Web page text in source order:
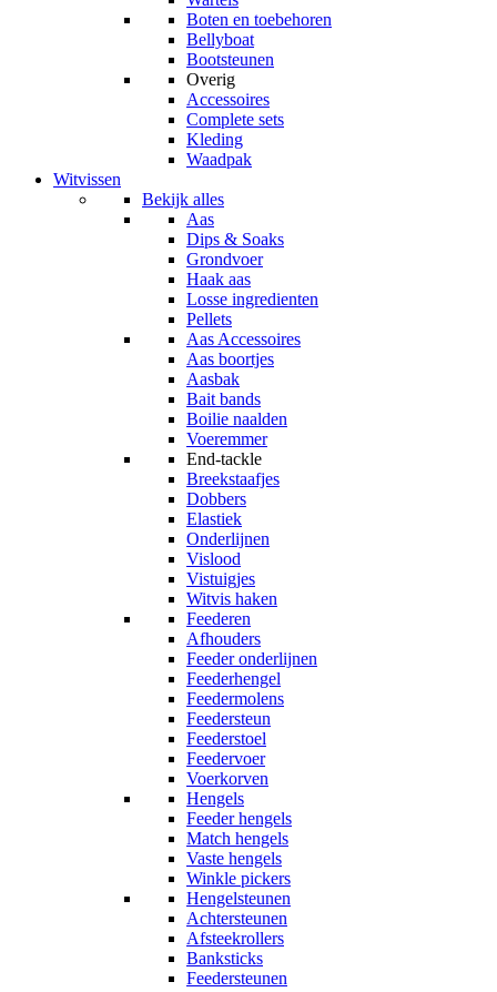
Boten en toebehoren
Bellyboat
Bootsteunen
Overig
Accessoires
Complete sets
Kleding
Waadpak
Witvissen
Bekijk alles
Aas
Dips & Soaks
Grondvoer
Haak aas
Losse ingredienten
Pellets
Aas Accessoires
Aas boortjes
Aasbak
Bait bands
Boilie naalden
Voeremmer
End-tackle
Breekstaafjes
Dobbers
Elastiek
Onderlijnen
Vislood
Vistuigjes
Witvis haken
Feederen
Afhouders
Feeder onderlijnen
Feederhengel
Feedermolens
Feedersteun
Feederstoel
Feedervoer
Voerkorven
Hengels
Feeder hengels
Match hengels
Vaste hengels
Winkle pickers
Hengelsteunen
Achtersteunen
Afsteekrollers
Banksticks
Feedersteunen